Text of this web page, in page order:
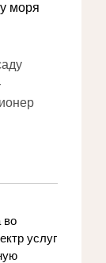
моря
во
услуг